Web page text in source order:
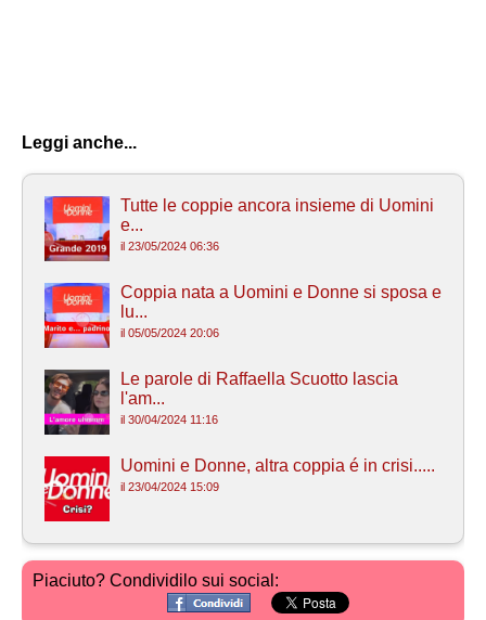
Leggi anche...
Tutte le coppie ancora insieme di Uomini
e...
il 23/05/2024 06:36
Coppia nata a Uomini e Donne si sposa e
lu...
il 05/05/2024 20:06
Le parole di Raffaella Scuotto lascia
l'am...
il 30/04/2024 11:16
Uomini e Donne, altra coppia é in crisi.....
il 23/04/2024 15:09
Piaciuto? Condividilo sui social: